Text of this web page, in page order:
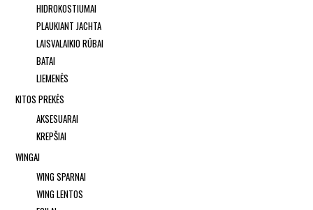
HIDROKOSTIUMAI
PLAUKIANT JACHTA
LAISVALAIKIO RŪBAI
BATAI
LIEMENĖS
KITOS PREKĖS
AKSESUARAI
KREPŠIAI
WINGAI
WING SPARNAI
WING LENTOS